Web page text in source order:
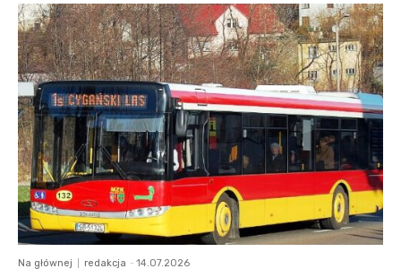
Na głównej redakcja - 14.07.2026